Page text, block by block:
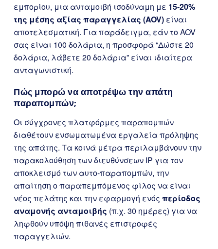
εμπορίου, μια ανταμοιβή ισοδύναμη με 15-20%
της μέσης αξίας παραγγελίας (AOV) είναι
αποτελεσματική. Για παράδειγμα, εάν το AOV
σας είναι 100 δολάρια, η προσφορά “Δώστε 20
δολάρια, λάβετε 20 δολάρια” είναι ιδιαίτερα
ανταγωνιστική.
Πώς μπορώ να αποτρέψω την απάτη
παραπομπών;
Οι σύγχρονες πλατφόρμες παραπομπών
διαθέτουν ενσωματωμένα εργαλεία πρόληψης
της απάτης. Τα κοινά μέτρα περιλαμβάνουν την
παρακολούθηση των διευθύνσεων IP για τον
αποκλεισμό των αυτο-παραπομπών, την
απαίτηση ο παραπεμπόμενος φίλος να είναι
νέος πελάτης και την εφαρμογή ενός περίοδος
αναμονής ανταμοιβής (π.χ. 30 ημέρες) για να
ληφθούν υπόψη πιθανές επιστροφές
παραγγελιών.